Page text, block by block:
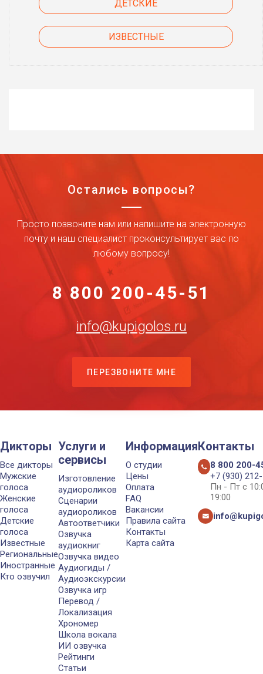
ДЕТСКИЕ
ИЗВЕСТНЫЕ
Остались вопросы?
Просто позвоните нам или напишите на электронную
почту и наш специалист проконсультирует вас по
любому вопросу!
8 800 200-45-51
info@kupigolos.ru
ПЕРЕЗВОНИТЕ МНЕ
Дикторы
Все дикторы
Мужские
голоса
Женские
голоса
Детские
голоса
Известные
Региональные
Иностранные
Кто озвучил
Услуги и
сервисы
Изготовление
аудиороликов
Сценарии
аудиороликов
Автоответчики
Озвучка
аудиокниг
Озвучка видео
Аудиогиды /
Аудиоэкскурсии
Озвучка игр
Перевод /
Локализация
Хрономер
Школа вокала
ИИ озвучка
Рейтинги
Статьи
Информация
О студии
Цены
Оплата
FAQ
Вакансии
Правила сайта
Контакты
Карта сайта
Контакты
8 800 200-
+7 (930)
Пн - Пт с
19:00